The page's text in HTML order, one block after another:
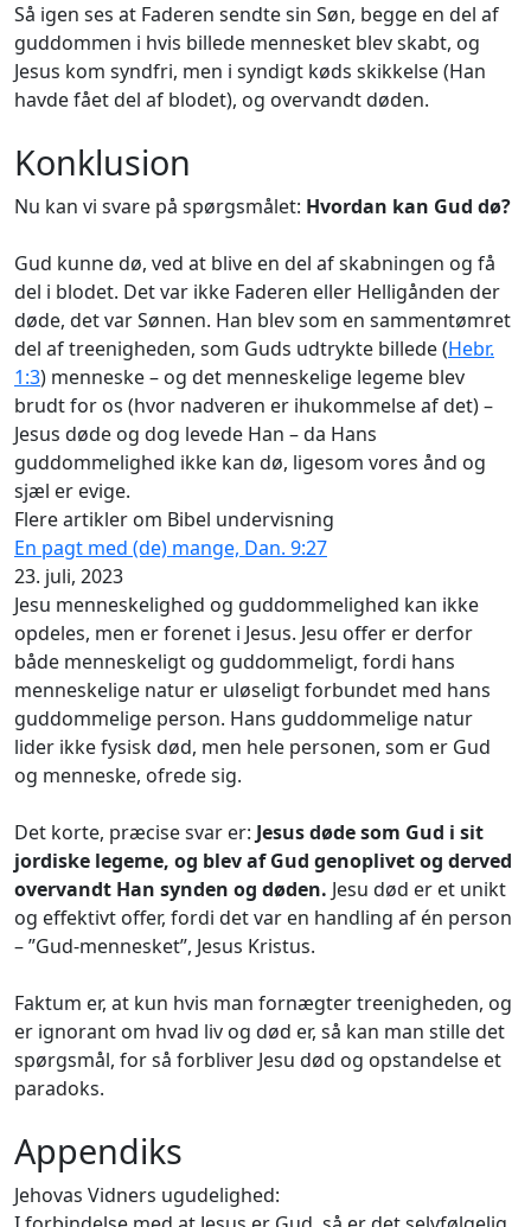
Så igen ses at Faderen sendte sin Søn, begge en del af
guddommen i hvis billede mennesket blev skabt, og
Jesus kom syndfri, men i syndigt køds skikkelse (Han
havde fået del af blodet), og overvandt døden.
Konklusion
Nu kan vi svare på spørgsmålet: Hvordan kan Gud dø?
Gud kunne dø, ved at blive en del af skabningen og få
del i blodet. Det var ikke Faderen eller Helligånden der
døde, det var Sønnen. Han blev som en sammentømret
del af treenigheden, som Guds udtrykte billede (Hebr.
1:3) menneske – og det menneskelige legeme blev
brudt for os (hvor nadveren er ihukommelse af det) –
Jesus døde og dog levede Han – da Hans
guddommelighed ikke kan dø, ligesom vores ånd og
sjæl er evige.
Flere artikler om Bibel undervisning
En pagt med (de) mange, Dan. 9:27
23. juli, 2023
Jesu menneskelighed og guddommelighed kan ikke
opdeles, men er forenet i Jesus. Jesu offer er derfor
både menneskeligt og guddommeligt, fordi hans
menneskelige natur er uløseligt forbundet med hans
guddommelige person. Hans guddommelige natur
lider ikke fysisk død, men hele personen, som er Gud
og menneske, ofrede sig.
Det korte, præcise svar er: Jesus dødesom Gud i sit
jordiske legeme, og blev af Gud genoplivet og derved
overvandt Han synden og døden. Jesu død er et unikt
og effektivt offer, fordi det var en handling af én person
– ”Gud-mennesket”, Jesus Kristus.
Faktum er, at kun hvis man fornægter treenigheden, og
er ignorant om hvad liv og død er, så kan man stille det
spørgsmål, for så forbliver Jesu død og opstandelse et
paradoks.
Appendiks
Jehovas Vidners ugudelighed: